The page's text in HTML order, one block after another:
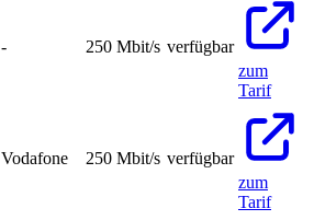
- 250 Mbit/s verfügbar
zum
Tarif
Vodafone 250 Mbit/s verfügbar
zum
Tarif